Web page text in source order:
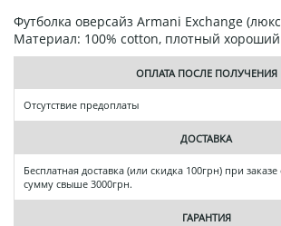
Футболка оверсайз Armani Exchange
Материал: 100% cotton, плотный хороший
ОПЛАТА ПОСЛЕ ПОЛУЧЕНИЯ
Отсутствие предоплаты
ДОСТАВКА
Бесплатная доставка (или скидка 100грн) при
сумму свыше 3000грн.
ГАРАНТИЯ